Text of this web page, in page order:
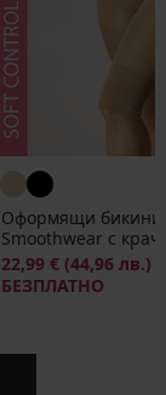
Оформящи бикини
Smoothwear с
22,99 € (44,96 лв.)
БЕЗПЛАТНО